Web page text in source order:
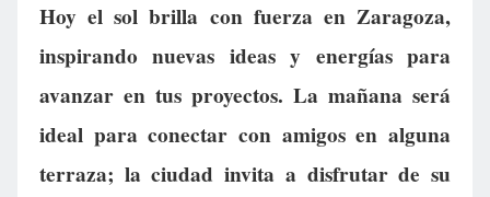
Hoy el sol brilla con fuerza en Zaragoza,
inspirando nuevas ideas y energías para
avanzar en tus proyectos. La mañana será
ideal para conectar con amigos en alguna
terraza; la ciudad invita a disfrutar de su